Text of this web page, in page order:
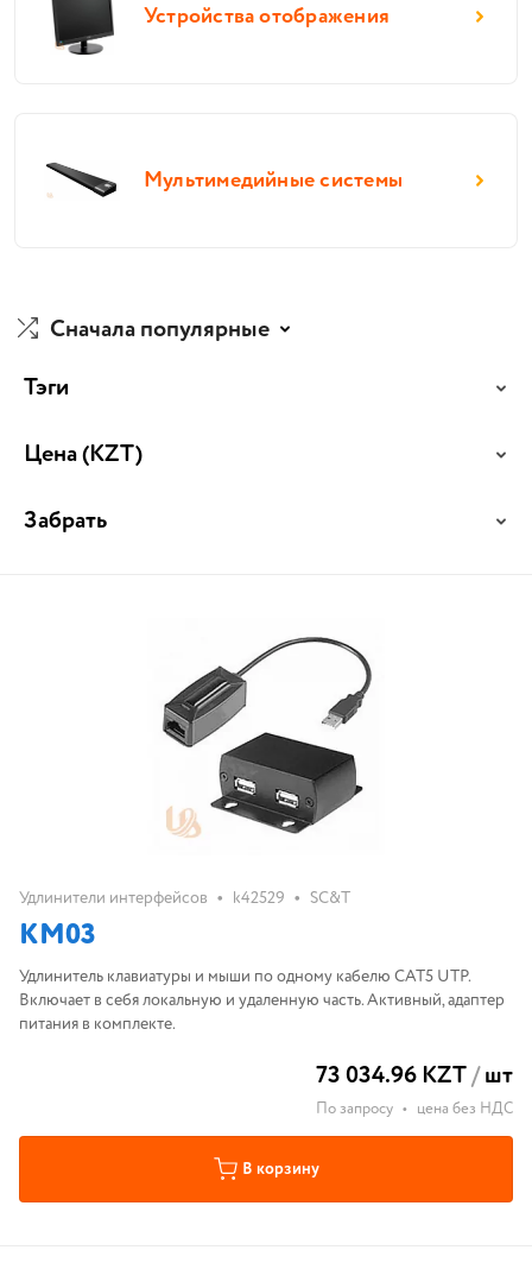
Устройства отображения
Мультимедийные системы
Сначала популярные
Тэги
Цена(KZT)
Забрать
Удлинители интерфейсов • k42529 • SC&T
KM03
Удлинитель клавиатуры и мыши по одному кабелю CAT5 UTP.
Включает в себя локальную и удаленную часть. Активный, адаптер
питания в комплекте.
73 034.96 KZT/шт
По запросу • цена без НДС
В корзину